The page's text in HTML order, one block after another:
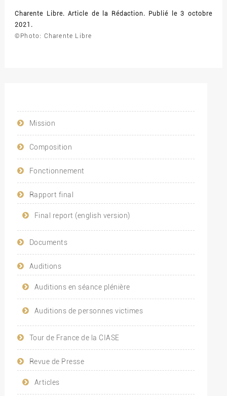
Charente Libre. Article de la Rédaction. Publié le 3 octobre
2021.
©Photo: Charente Libre
Mission
Composition
Fonctionnement
Rapport final
Final report (english version)
Documents
Auditions
Auditions en séance plénière
Auditions de personnes victimes
Tour de France de la CIASE
Revue de Presse
Articles